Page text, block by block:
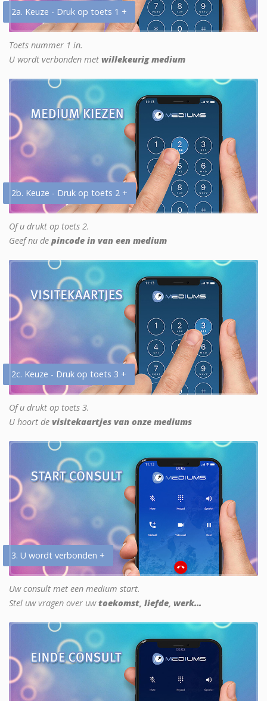
2a. Keuze - Druk op toets 1 +
Toets nummer 1 in.
U wordt verbonden met willekeurig medium
2b. Keuze - Druk op toets 2 +
Of u drukt op toets 2.
Geef nu de pincode in van een medium
2c. Keuze - Druk op toets 3 +
Of u drukt op toets 3.
U hoort de visitekaartjes van onze mediums
3. U wordt verbonden +
Uw consult met een medium start.
Stel uw vragen over uwtoekomst, liefde, werk...